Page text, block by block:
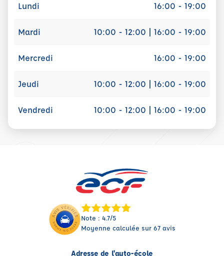
Lundi 16:00 - 19:00
Mardi 10:00 - 12:00 | 16:00 - 19:00
Mercredi 16:00 - 19:00
Jeudi 10:00 - 12:00 | 16:00 - 19:00
Vendredi 10:00 - 12:00 | 16:00 - 19:00
Note : 4.7/5
Moyenne calculée sur 67 avis
Adresse de l'auto-école